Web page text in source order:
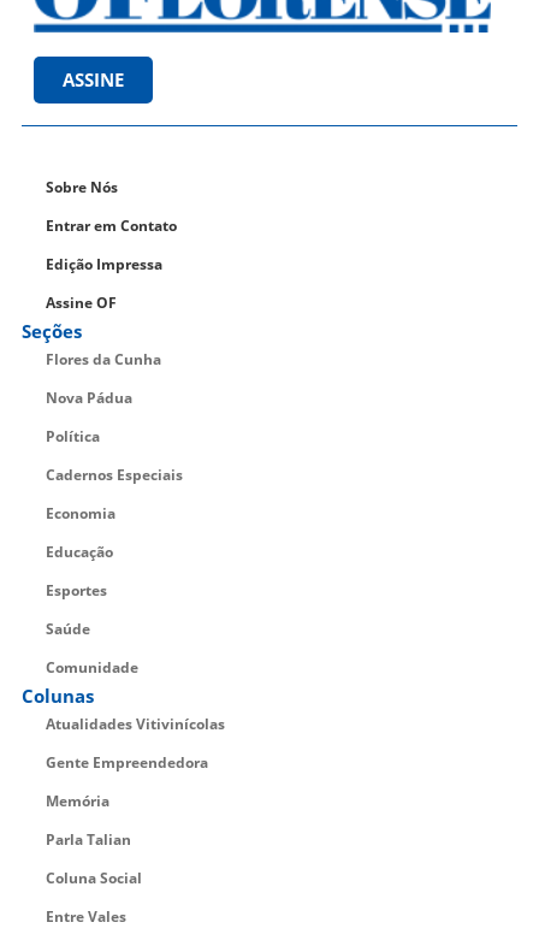
ASSINE
Sobre Nós
Entrar em Contato
Edição Impressa
Assine OF
Seções
Flores da Cunha
Nova Pádua
Política
Cadernos Especiais
Economia
Educação
Esportes
Saúde
Comunidade
Colunas
Atualidades Vitivinícolas
Gente Empreendedora
Memória
Parla Talian
Coluna Social
Entre Vales